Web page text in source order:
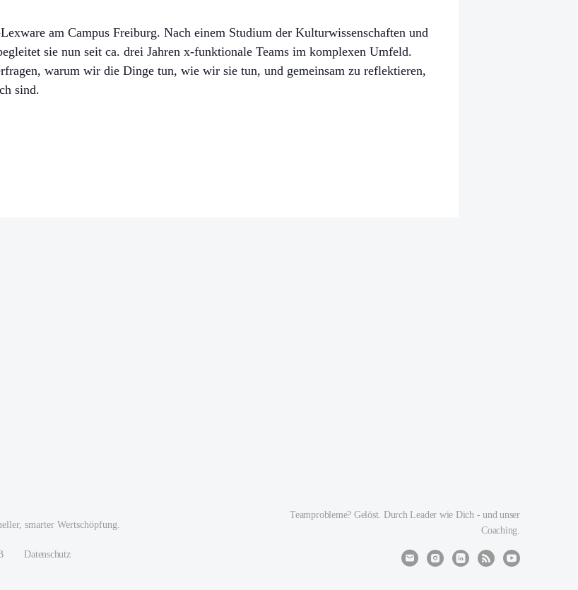
am Campus Freiburg. Nach einem Studium der Kulturwissenschaften und
sie nun seit ca. drei Jahren x-funktionale Teams im komplexen Umfeld.
warum wir die Dinge tun, wie wir sie tun, und gemeinsam zu reflektieren,
sind.
smarter Wertschöpfung.
Datenschutz
Teamprobleme? Gelöst. Durch Leader wie Dich - und unser
Coaching.